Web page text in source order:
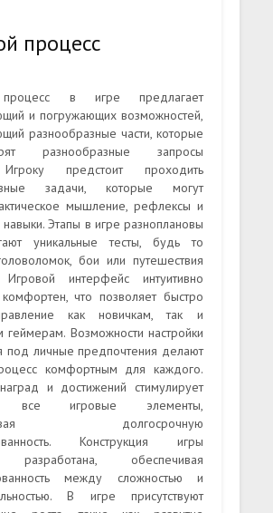
процесс
в игре предлагает
и погружающих возможностей,
разнообразные части, которые
разнообразные запросы
предстоит проходить
задачи, которые могут
мышление, рефлексы и
навыки. Этапы в игре разноплановы
уникальные тесты, будь то
бои или путешествия
интерфейс интуитивно
что позволяет быстро
как новичкам, так и
геймерам. Возможности настройки
под личные предпочтения делают
комфортным для каждого.
и достижений стимулирует
все игровые элементы,
долгосрочную
Конструкция игры
разработана, обеспечивая
между сложностью и
В игре присутствуют